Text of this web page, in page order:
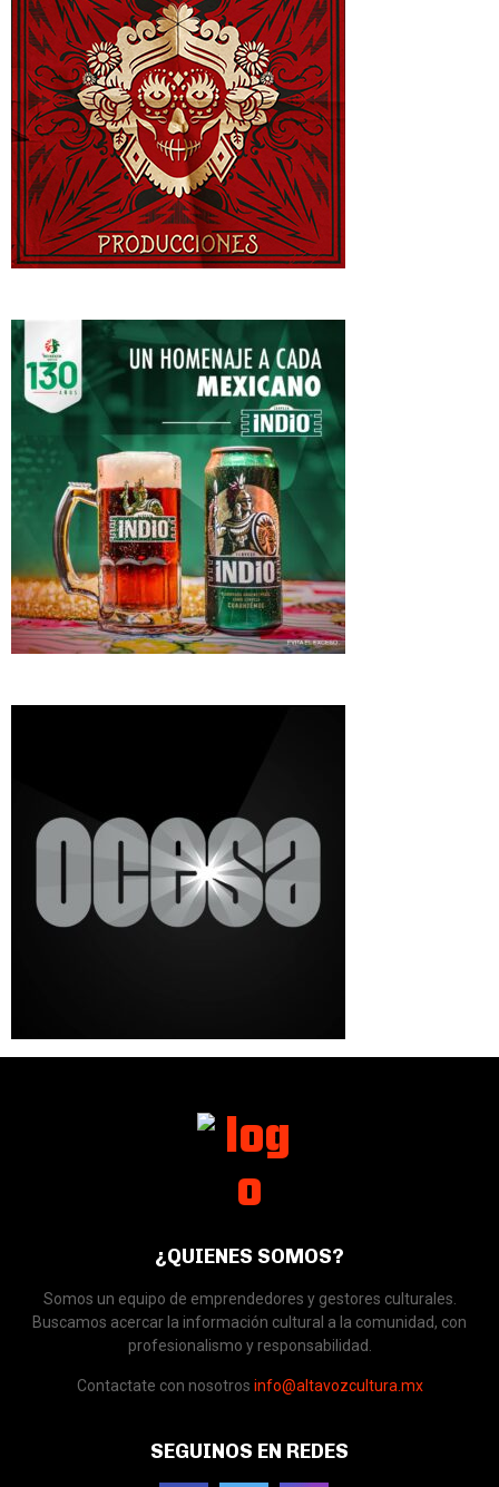
¿QUIENES SOMOS?
Somos un equipo de emprendedores y gestores culturales.
Buscamos acercar la información cultural a la comunidad, con
profesionalismo y responsabilidad.
Contactate con nosotros info@altavozcultura.mx
SEGUINOS EN REDES